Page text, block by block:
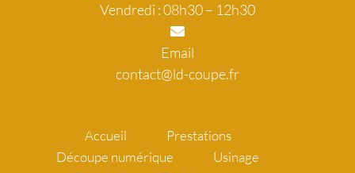
Vendredi : 08h30 – 12h30
Email
contact@ld-coupe.fr
Accueil
Prestations
Découpe numérique
Usinage